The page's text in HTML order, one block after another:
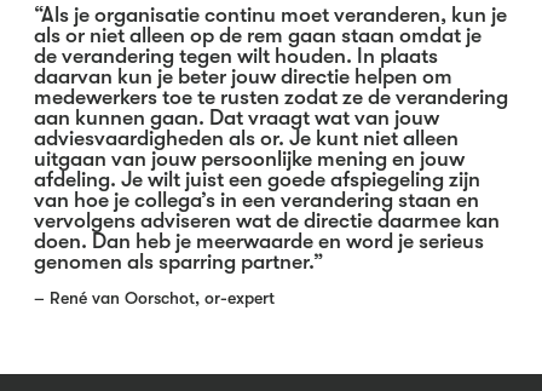
“Als je organisatie continu moet veranderen, kun je
als or niet alleen op de rem gaan staan omdat je
de verandering tegen wilt houden. In plaats
daarvan kun je beter jouw directie helpen om
medewerkers toe te rusten zodat ze de verandering
aan kunnen gaan. Dat vraagt wat van jouw
adviesvaardigheden als or. Je kunt niet alleen
uitgaan van jouw persoonlijke mening en jouw
afdeling. Je wilt juist een goede afspiegeling zijn
van hoe je collega’s in een verandering staan en
vervolgens adviseren wat de directie daarmee kan
doen. Dan heb je meerwaarde en word je serieus
genomen als sparring partner.”
– René van Oorschot, or-expert